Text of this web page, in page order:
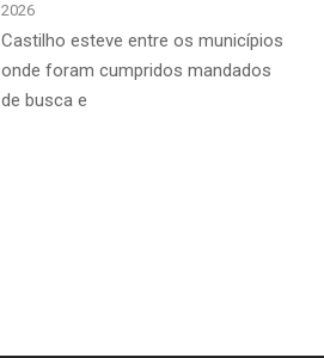
2026
Castilho esteve entre os municípios
onde foram cumpridos mandados
de busca e